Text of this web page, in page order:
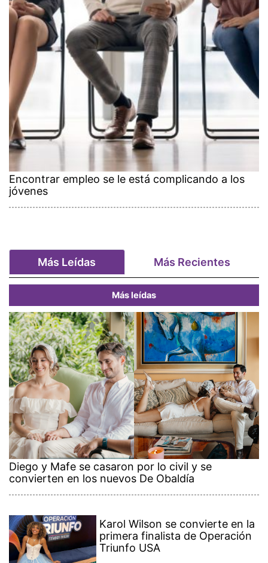
Encontrar empleo se le está complicando a los
jóvenes
Más Leídas Más Recientes
Más leídas
Diego y Mafe se casaron por lo civil y se
convierten en los nuevos De Obaldía
Karol Wilson se convierte en la
primera finalista de Operación
Triunfo USA